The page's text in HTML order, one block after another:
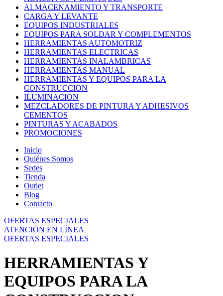
ALMACENAMIENTO Y TRANSPORTE
CARGA Y LEVANTE
EQUIPOS INDUSTRIALES
EQUIPOS PARA SOLDAR Y COMPLEMENTOS
HERRAMIENTAS AUTOMOTRIZ
HERRAMIENTAS ELECTRICAS
HERRAMIENTAS INALAMBRICAS
HERRAMIENTAS MANUAL
HERRAMIENTAS Y EQUIPOS PARA LA
CONSTRUCCION
ILUMINACION
MEZCLADORES DE PINTURA Y ADHESIVOS
CEMENTOS
PINTURAS Y ACABADOS
PROMOCIONES
Inicio
Quiénes Somos
Sedes
Tienda
Outlet
Blog
Contacto
OFERTAS ESPECIALES
ATENCIÓN EN LÍNEA
OFERTAS ESPECIALES
HERRAMIENTAS Y
EQUIPOS PARA LA